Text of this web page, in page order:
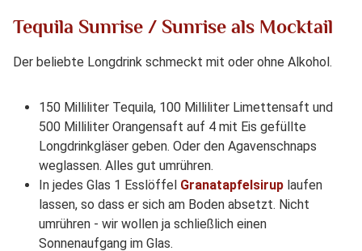
Tequila Sunrise / Sunrise als Mocktail
Der beliebte Longdrink schmeckt mit oder ohne Alkohol.
150 Milliliter Tequila, 100 Milliliter Limettensaft und
500 Milliliter Orangensaft auf 4 mit Eis gefüllte
Longdrinkgläser geben. Oder den Agavenschnaps
weglassen. Alles gut umrühren.
In jedes Glas 1 Esslöffel Granatapfelsirup laufen
lassen, so dass er sich am Boden absetzt. Nicht
umrühren - wir wollen ja schließlich einen
Sonnenaufgang im Glas.